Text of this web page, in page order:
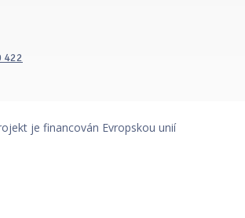
422
je financován Evropskou unií